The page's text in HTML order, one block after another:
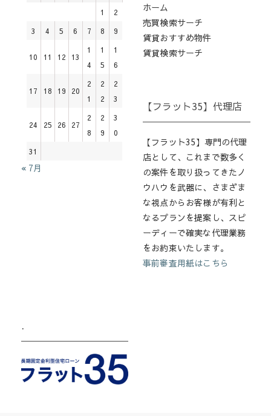
1
2
3
4 5 6 7 8 9
10 11 12 13
1
4
1
5
1
6
17 18 19 20
2
1
2
2
2
3
24 25 26 27
2
8
2
9
3
0
31
« 7月
ホーム
売買検索サーチ
賃貸おすすめ物件
賃貸検索サーチ
【フラット35】代理店
【フラット35】専門の代理
店として、これまで数多く
の案件を取り扱ってきたノ
ウハウを武器に、さまざま
な視点からお客様が有利と
なるプランを提案し、スピ
ーディーで確実な代理業務
をお約束いたします。
事前審査用紙はこちら
.